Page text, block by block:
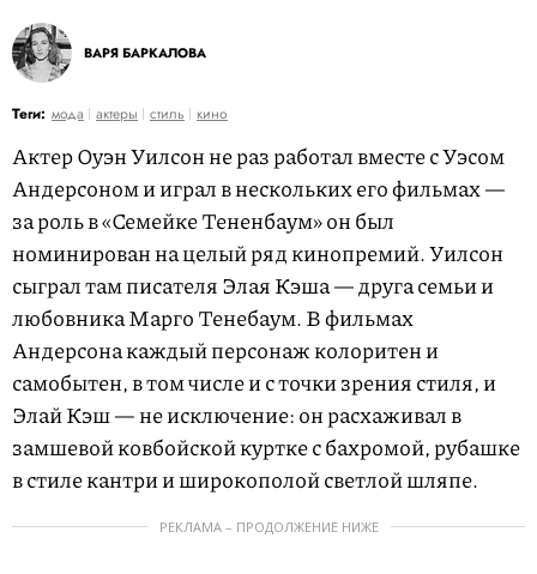
ВАРЯ БАРКАЛОВА
Теги: мода актеры стиль кино
Актер Оуэн Уилсон не раз работал вместе с Уэсом
Андерсоном и играл в нескольких его фильмах —
за роль в «Семейке Тененбаум» он был
номинирован на целый ряд кинопремий. Уилсон
сыграл там писателя Элая Кэша — друга семьи и
любовника Марго Тенебаум. В фильмах
Андерсона каждый персонаж колоритен и
самобытен, в том числе и с точки зрения стиля, и
Элай Кэш — не исключение: он расхаживал в
замшевой ковбойской куртке с бахромой, рубашке
в стиле кантри и широкополой светлой шляпе.
РЕКЛАМА – ПРОДОЛЖЕНИЕ НИЖЕ